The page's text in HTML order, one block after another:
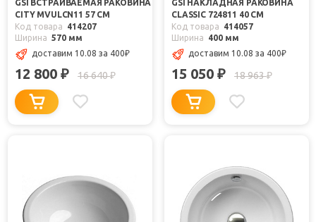
GSI ВСТРАИВАЕМАЯ РАКОВИНА
CITY MVULCN11 57 СМ
Код товара
414207
Ширина 570 мм
доставим 10.08 за 400₽
12 800 ₽ 16 640₽
GSI НАКЛАДНАЯ РАКОВИНА
CLASSIC 724811 40 СМ
Код товара
414057
Ширина
400 мм
доставим 10.08 за 400₽
15 050 ₽ 18 963₽